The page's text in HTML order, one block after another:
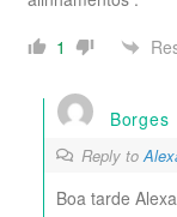
1
Borges
Reply to
Boa tarde